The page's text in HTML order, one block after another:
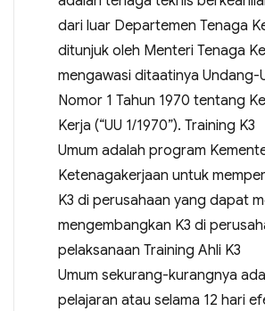
dari luar Departemen Tenaga
ditunjuk oleh Menteri Tenaga
mengawasi ditaatinya Undang-
Nomor 1 Tahun 1970 tentang
Kerja (“UU 1/1970”). Training K3
Umum adalah program
Ketenagakerjaan untuk
K3 di perusahaan yang dapat
mengembangkan K3 di
pelaksanaan Training Ahli K3
Umum sekurang-kurangnya
pelajaran atau selama 12 hari